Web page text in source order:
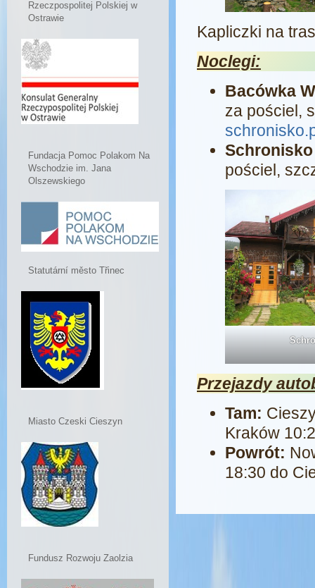
Kapliczki na
Noclegi:
Bacówka
za pościel,
pościel,
Przejazdy
Tam:
Kraków
Powrót:
18:30 do
Rzeczpospolitej Polskiej w
Ostrawie
Fundacja Pomoc Polakom Na
Wschodzie im. Jana
Olszewskiego
Statutární město Třinec
Miasto Czeski Cieszyn
Fundusz Rozwoju Zaolzia